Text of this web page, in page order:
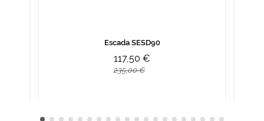
Escada SESD90
117,50 €
235,00 €